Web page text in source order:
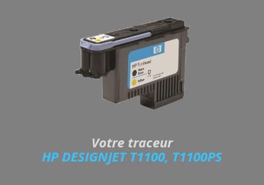
Votre traceur
HP DESIGNJET T1100, T1100PS